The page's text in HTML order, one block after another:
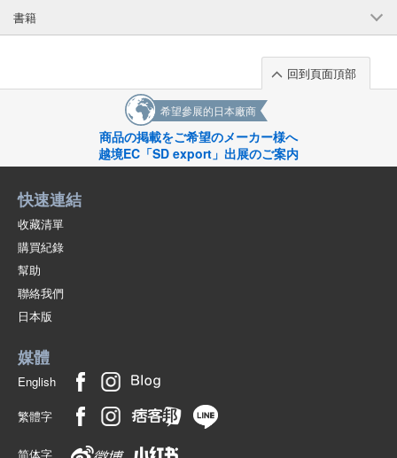
*父親節禮物] *[父親節禮物
母親節禮物] *[父親節禮物
*暑假
*敬老日
*體育節
敬老日] *[萬聖節] *[運動會
冬季
*聖誕節
*除夕
*元旦
*元旦
*情人節][白色情人節
書籍
回到頁面頂部
希望參展的日本廠商
商品の掲載をご希望のメーカー様へ
越境EC「SD export」出展のご案内
快速連結
收藏清單
購買紀錄
幫助
聯絡我們
日本版
媒體
English
繁體字
简体字